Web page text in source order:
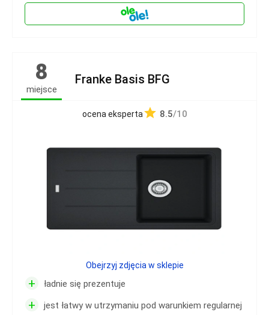
8
miejsce
Franke Basis BFG
ocena eksperta 8.5/10
+ ładnie się prezentuje
+
jest łatwy w utrzymaniu pod warunkiem regularnej
Obejrzyj zdjęcia w sklepie